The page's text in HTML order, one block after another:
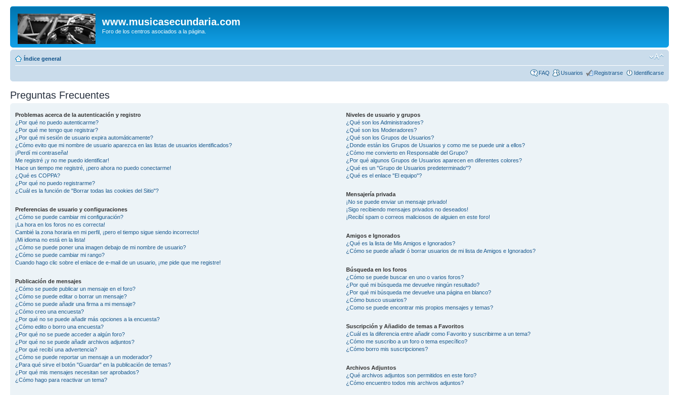
www.musicasecundaria.com
Foro de los centros asociados a la página.
Índice general
FAQ Usuarios Registrarse Identificarse
Preguntas Frecuentes
Problemas acerca de la autenticación y registro
¿Por qué no puedo autenticarme?
¿Por qué me tengo que registrar?
¿Por qué mi sesión de usuario expira automáticamente?
¿Cómo evito que mi nombre de usuario aparezca en las listas de usuarios identificados?
¡Perdí mi contraseña!
Me registré ¡y no me puedo identificar!
Hace un tiempo me registré, ¡pero ahora no puedo conectarme!
¿Qué es COPPA?
¿Por qué no puedo registrarme?
¿Cuál es la función de "Borrar todas las cookies del Sitio"?
Preferencias de usuario y configuraciones
¿Cómo se puede cambiar mi configuración?
¡La hora en los foros no es correcta!
Cambié la zona horaria en mi perfil, ¡pero el tiempo sigue siendo incorrecto!
¡Mi idioma no está en la lista!
¿Cómo se puede poner una imagen debajo de mi nombre de usuario?
¿Cómo se puede cambiar mi rango?
Cuando hago clic sobre el enlace de e-mail de un usuario, ¡me pide que me registre!
Publicación de mensajes
¿Cómo se puede publicar un mensaje en el foro?
¿Cómo se puede editar o borrar un mensaje?
¿Cómo se puede añadir una firma a mi mensaje?
¿Cómo creo una encuesta?
¿Por qué no se puede añadir más opciones a la encuesta?
¿Cómo edito o borro una encuesta?
¿Por qué no se puede acceder a algún foro?
¿Por qué no se puede añadir archivos adjuntos?
¿Por qué recibí una advertencia?
¿Cómo se puede reportar un mensaje a un moderador?
¿Para qué sirve el botón "Guardar" en la publicación de temas?
¿Por qué mis mensajes necesitan ser aprobados?
¿Cómo hago para reactivar un tema?
Niveles de usuario y grupos
¿Qué son los Administradores?
¿Qué son los Moderadores?
¿Qué son los Grupos de Usuarios?
¿Donde están los Grupos de Usuarios y como me se puede unir a ellos?
¿Cómo me convierto en Responsable del Grupo?
¿Por qué algunos Grupos de Usuarios aparecen en diferentes colores?
¿Qué es un "Grupo de Usuarios predeterminado"?
¿Qué es el enlace "El equipo"?
Mensajería privada
¡No se puede enviar un mensaje privado!
¡Sigo recibiendo mensajes privados no deseados!
¡Recibí spam o correos maliciosos de alguien en este foro!
Amigos e Ignorados
¿Qué es la lista de Mis Amigos e Ignorados?
¿Cómo se puede añadir ó borrar usuarios de mi lista de Amigos e Ignorados?
Búsqueda en los foros
¿Cómo se puede buscar en uno o varios foros?
¿Por qué mi búsqueda me devuelve ningún resultado?
¿Por qué mi búsqueda me devuelve una página en blanco?
¿Cómo busco usuarios?
¿Como se puede encontrar mis propios mensajes y temas?
Suscripción y Añadido de temas a Favoritos
¿Cuál es la diferencia entre añadir como Favorito y suscribirme a un tema?
¿Cómo me suscribo a un foro o tema específico?
¿Cómo borro mis suscripciones?
Archivos Adjuntos
¿Qué archivos adjuntos son permitidos en este foro?
¿Cómo encuentro todos mis archivos adjuntos?